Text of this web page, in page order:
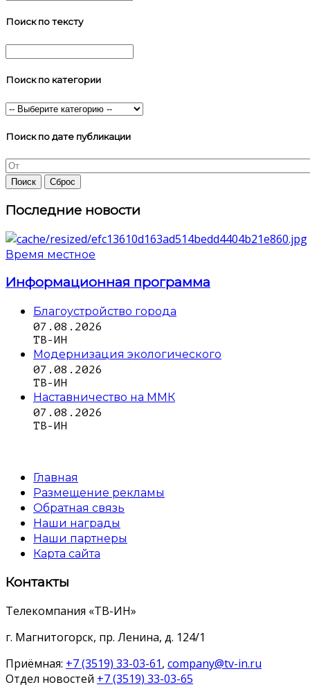
Поиск по тексту
Поиск по категории
Поиск по дате публикации
Последние новости
Время местное
Информационная программа
Благоустройство города
07.08.2026
ТВ-ИН
Модернизация экологического
07.08.2026
ТВ-ИН
Наставничество на ММК
07.08.2026
ТВ-ИН
Главная
Размещение рекламы
Обратная связь
Наши награды
Наши партнеры
Карта сайта
Контакты
Телекомпания «ТВ-ИН»
г. Магнитогорск, пр. Ленина, д. 124/1
Приёмная: +7 (3519) 33-03-61, company@tv-in.ru
Отдел новостей +7 (3519) 33-03-65